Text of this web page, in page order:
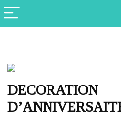
DECORATION